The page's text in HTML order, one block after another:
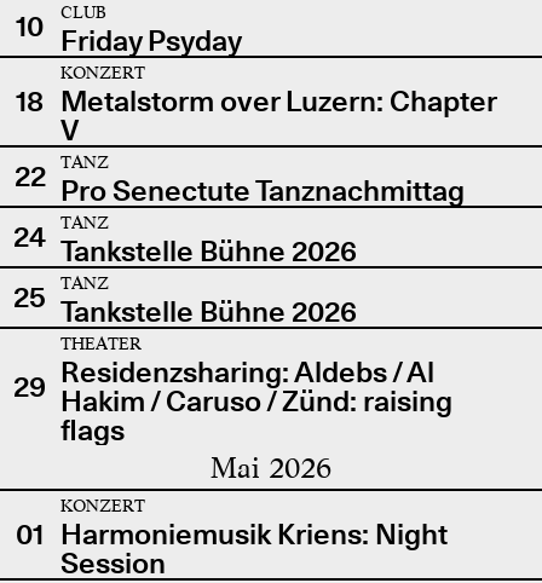
10
CLUB
Friday Psyday
18
KONZERT
Metalstorm over Luzern: Chapter
V
22
TANZ
Pro Senectute Tanznachmittag
24
TANZ
Tankstelle Bühne 2026
25
TANZ
Tankstelle Bühne 2026
29
THEATER
Residenzsharing: Aldebs / Al
Hakim / Caruso / Zünd: raising
flags
Mai 2026
01
KONZERT
Harmoniemusik Kriens: Night
Session